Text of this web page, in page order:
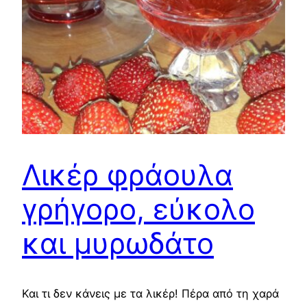
Λικέρ φράουλα
γρήγορο, εύκολο
και μυρωδάτο
Και τι δεν κάνεις με τα λικέρ! Πέρα από τη χαρά